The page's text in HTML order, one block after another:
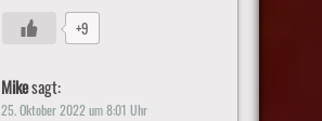
+9
Mikesagt:
25. Oktober 2022 um 8:01 Uhr